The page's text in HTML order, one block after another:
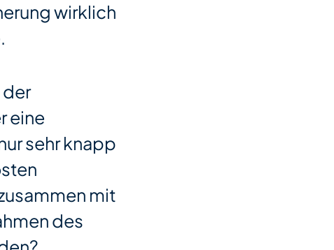
wirklich
der
eine
sehr knapp
mit
des